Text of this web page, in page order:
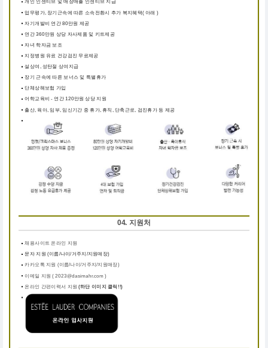
개인 인센티브 및 매장매출 인센티브 지급
업무평가, 장기근속에 따른 소속전환시 추가 복지혜택( 아래 )
자기개발비 연간 80만원 제공
연간 360만원 상당 자사제품 및 키트제공
자녀 학자금 보조
지정병원 유료 건강검진 무료제공
설상여, 성탄절 상여지급
장기 근속에 따른 보너스 및 특별휴가
단체상해보험 가입
어학교육비 - 연간 120만원 상당 지원
출산, 육아, 임부, 임신기간 중 휴가, 휴직, 단축근로, 검진휴가 등 제공
04. 지원처
채용사이트 온라인 지원
문자 지원 (이름/나이/거주지/지원매장)
카카오톡 지원 (이름/나이/거주지/지원매장)
이메일 지원 ( 2023@dasimahr.com )
온라인 간편이력서 지원 (하단 이미지 클릭!!)